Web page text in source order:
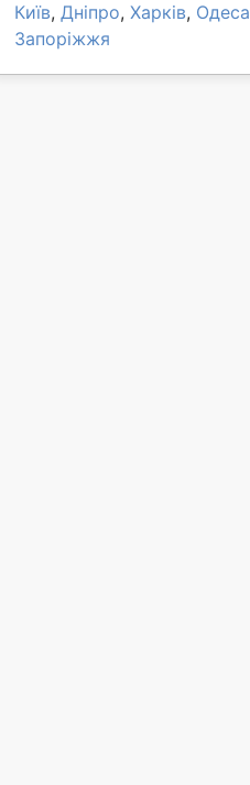
Київ, Дніпро, Харків, Одеса
Запоріжжя